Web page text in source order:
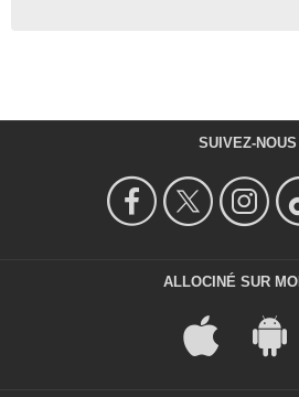
SUIVEZ-NOUS
ALLOCINÉ SUR